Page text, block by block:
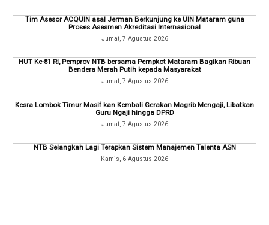
Tim Asesor ACQUIN asal Jerman Berkunjung ke UIN Mataram guna
Proses Asesmen Akreditasi Internasional
Jumat, 7 Agustus 2026
HUT Ke-81 RI, Pemprov NTB bersama Pempkot Mataram Bagikan Ribuan
Bendera Merah Putih kepada Masyarakat
Jumat, 7 Agustus 2026
Kesra Lombok Timur Masif kan Kembali Gerakan Magrib Mengaji, Libatkan
Guru Ngaji hingga DPRD
Jumat, 7 Agustus 2026
NTB Selangkah Lagi Terapkan Sistem Manajemen Talenta ASN
Kamis, 6 Agustus 2026